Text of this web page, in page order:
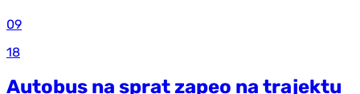
09
18
Autobus na sprat zapeo na trajektu